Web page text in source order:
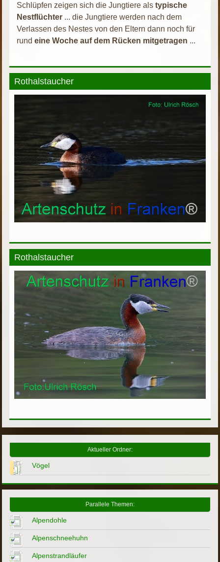
Schlüpfen zeigen sich die Jungtiere alstypische
Nestflüchter ... die Jungtiere werden nach dem
Verlassen des Nestes von den Eltern dann noch für
rundeine Woche auf dem Rücken mitgetragen ...
Rothalstaucher
Rothalstaucher
Aktueller Ordner:
Vögel
Parallele Themen:
Alpendohle
Alpenschneehuhn
Alpenstrandläufer